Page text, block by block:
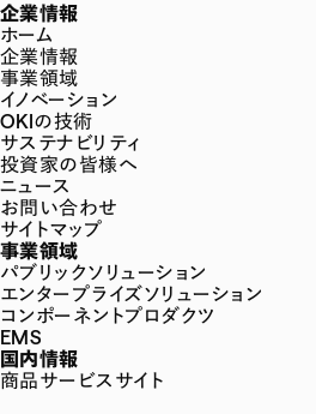
企業情報
ホーム
企業情報
事業領域
イノベーション
OKIの技術
サステナビリティ
投資家の皆様へ
ニュース
お問い合わせ
サイトマップ
事業領域
パブリックソリューション
エンタープライズソリューション
コンポーネントプロダクツ
EMS
国内情報
商品サービスサイト